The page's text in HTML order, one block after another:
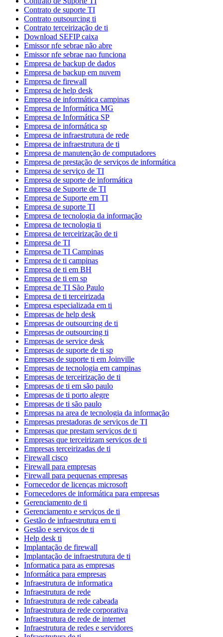
Contrato de suporte TI
Contrato outsourcing ti
Contrato terceirização de ti
Download SEFIP caixa
Emissor nfe sebrae não abre
Emissor nfe sebrae nao funciona
Empresa de backup de dados
Empresa de backup em nuvem
Empresa de firewall
Empresa de help desk
Empresa de informática campinas
Empresa de Informática MG
Empresa de Informática SP
Empresa de informática sp
Empresa de infraestrutura de rede
Empresa de infraestrutura de ti
Empresa de manutenção de computadores
Empresa de prestação de serviços de informática
Empresa de serviço de TI
Empresa de suporte de informática
Empresa de Suporte de TI
Empresa de Suporte em TI
Empresa de suporte TI
Empresa de tecnologia da informação
Empresa de tecnologia ti
Empresa de terceirização de ti
Empresa de TI
Empresa de TI Campinas
Empresa de ti campinas
Empresa de ti em BH
Empresa de ti em sp
Empresa de TI São Paulo
Empresa de ti terceirizada
Empresa especializada em ti
Empresas de help desk
Empresas de outsourcing de ti
Empresas de outsourcing ti
Empresas de service desk
Empresas de suporte de ti sp
Empresas de suporte ti em Joinville
Empresas de tecnologia em campinas
Empresas de terceirização de ti
Empresas de ti em são paulo
Empresas de ti porto alegre
Empresas de ti são paulo
Empresas na area de tecnologia da informação
Empresas prestadoras de serviços de TI
Empresas que prestam serviços de ti
Empresas que terceirizam serviços de ti
Empresas terceirizadas de ti
Firewall cisco
Firewall para empresas
Firewall para pequenas empresas
Fornecedor de licenças microsoft
Fornecedores de informática para empresas
Gerenciamento de ti
Gerenciamento e serviços de ti
Gestão de infraestrutura em ti
Gestão e serviços de ti
Help desk ti
Implantação de firewall
Implantação de infraestrutura de ti
Informatica para as empresas
Informática para empresas
Infraestrutura de informatica
Infraestrutura de rede
Infraestrutura de rede cabeada
Infraestrutura de rede corporativa
Infraestrutura de rede de internet
Infraestrutura de redes e servidores